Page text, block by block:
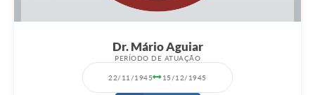
Dr. Mário Aguiar
PERÍODO DE ATUAÇÃO
22/11/1945 15/12/1945